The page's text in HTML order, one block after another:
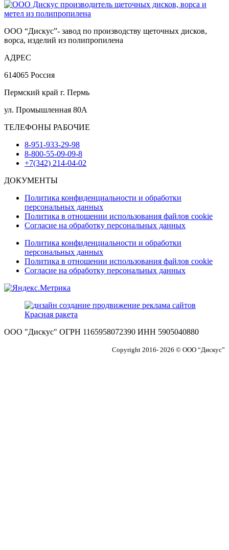
ООО “Дискус”- завод по производству щеточных дисков,
ворса, изделий из полипропилена
АДРЕС
614065 Россия
Пермский край г. Пермь
ул. Промышленная 80А
ТЕЛЕФОНЫ РАБОЧИЕ
8-951-933-29-98
8-800-55-09-09-8
+7(342) 214-04-02
ДОКУМЕНТЫ
Политика конфиденциальности и обработки
персональных данных
Политика в отношении использования файлов cookie
Согласие на обработку персональных данных
Политика конфиденциальности и обработки
персональных данных
Политика в отношении использования файлов cookie
Согласие на обработку персональных данных
ООО "Дискус" ОГРН 1165958072390 ИНН 5905040880
Copyright 2016- 2026 © ООО “Дискус”